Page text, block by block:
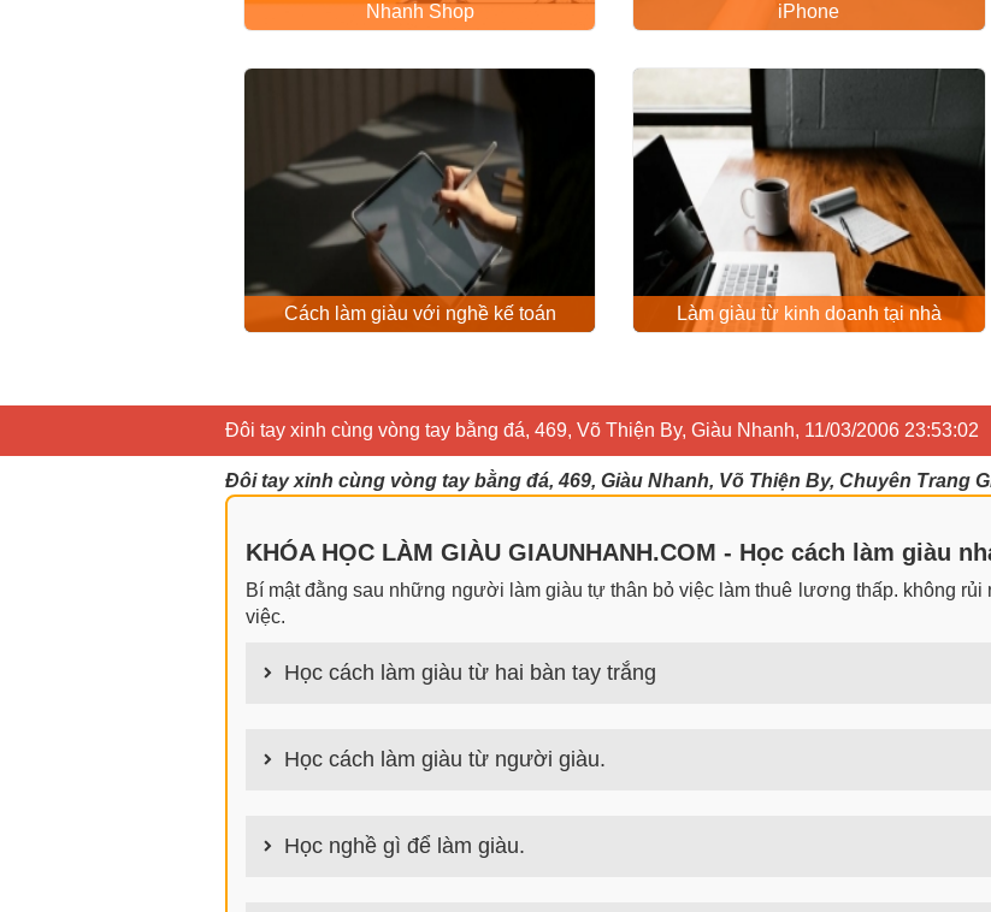
Nhanh Shop
iPhone
Cách làm giàu với nghề kế toán Làm giàu từ kinh doanh tại nhà
Đôi tay xinh cùng vòng tay bằng đá, 469, Võ Thiện By, Giàu Nhanh, 11/03/2006 23:53:02
Đôi tay xinh cùng vòng tay bằng đá, 469, Giàu Nhanh, Võ Thiện By, Chuyên Trang
KHÓA HỌC LÀM GIÀU GIAUNHANH.COM - Học cách làm giàu
Bí mật đằng sau những người làm giàu tự thân bỏ việc làm thuê lương thấp. không rủi
việc.
Học cách làm giàu từ hai bàn tay trắng
Học cách làm giàu từ người giàu.
tích cách người giàu làm giàu
Học nghề gì để làm giàu.